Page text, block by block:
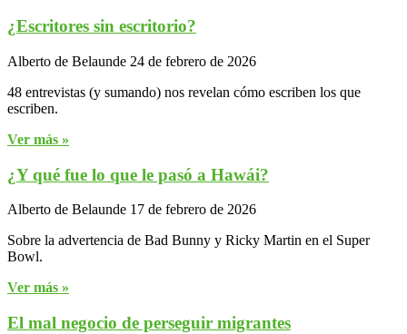
¿Escritores sin escritorio?
Alberto de Belaunde 24 de febrero de 2026
48 entrevistas (y sumando) nos revelan cómo escriben los que
escriben.
Ver más »
¿Y qué fue lo que le pasó a Hawái?
Alberto de Belaunde 17 de febrero de 2026
Sobre la advertencia de Bad Bunny y Ricky Martin en el Super
Bowl.
Ver más »
El mal negocio de perseguir migrantes